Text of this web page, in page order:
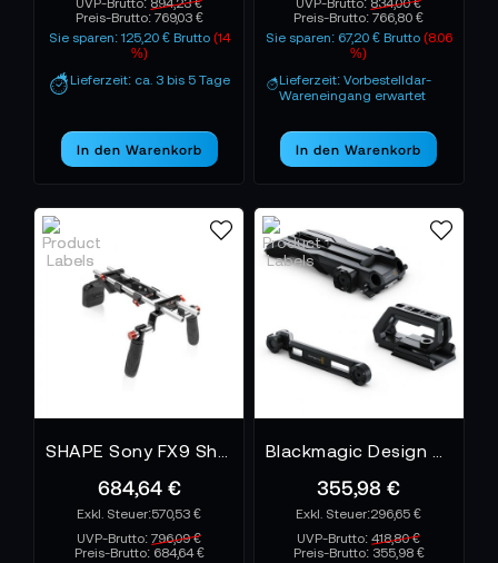
UVP-Brutto: 894,23 €
Preis-Brutto: 769,03 €
Sie sparen: 125,20 € Brutto (14
%)
Lieferzeit: ca. 3 bis 5 Tage
In den Warenkorb
UVP-Brutto: 834,00 €
Preis-Brutto:766,80 €
Sie sparen: 67,20 € Brutto (8.06
%)
Lieferzeit: Vorbestelldar-
Wareneingang erwartet
In den Warenkorb
684,64 €
570,53 €
UVP-Brutto:796,09 €
Preis-Brutto: 684,64 €
355,98 €
296,65 €
UVP-Brutto:418,80 €
Preis-Brutto: 355,98 €